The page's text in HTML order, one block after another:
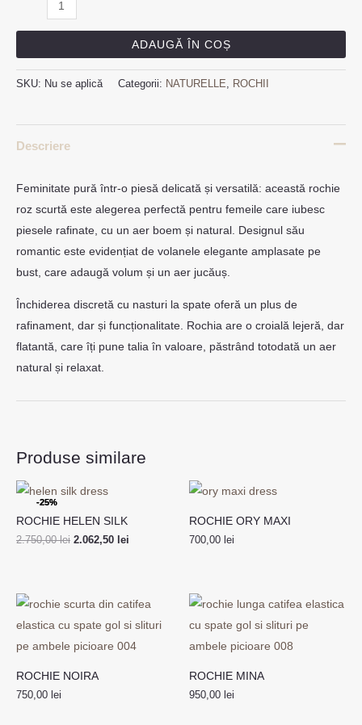
ADAUGĂ ÎN COȘ
SKU: Nu se aplică Categorii: NATURELLE, ROCHII
Descriere
Feminitate pură într-o piesă delicată și versatilă: această rochie
roz scurtă este alegerea perfectă pentru femeile care iubesc
piesele rafinate, cu un aer boem și natural. Designul său
romantic este evidențiat de volanele elegante amplasate pe
bust, care adaugă volum și un aer jucăuș.
Închiderea discretă cu nasturi la spate oferă un plus de
rafinament, dar și funcționalitate. Rochia are o croială lejeră, dar
flatantă, care îți pune talia în valoare, păstrând totodată un aer
natural și relaxat.
Produse similare
-25%
-25%
ROCHIE HELEN SILK
2.750,00lei
Prețul
fost:
2.750,00 lei.
2.062,50 lei
ROCHIE ORY MAXI
700,00 lei
ROCHIE NOIRA
750,00 lei
ROCHIE MINA
950,00 lei